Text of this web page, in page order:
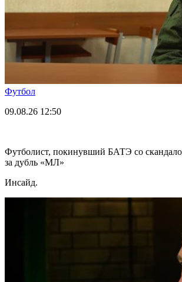
Футбол
09.08.26 12:50
Футболист, покинувший БАТЭ со
за дубль «МЛ»
Инсайд.